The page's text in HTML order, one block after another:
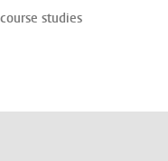
studies